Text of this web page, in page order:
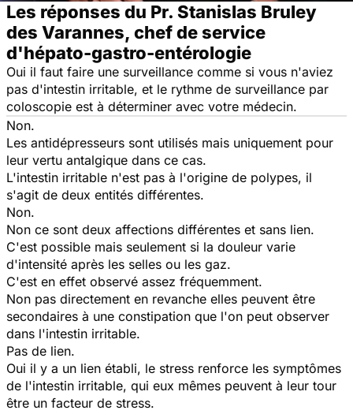
Les réponses du Pr. Stanislas Bruley
des Varannes, chef de service
d'hépato-gastro-entérologie
Oui il faut faire une surveillance comme si vous n'aviez
pas d'intestin irritable, et le rythme de surveillance par
coloscopie est à déterminer avec votre médecin.
Non.
Les antidépresseurs sont utilisés mais uniquement pour
leur vertu antalgique dans ce cas.
L'intestin irritable n'est pas à l'origine de polypes, il
s'agit de deux entités différentes.
Non.
Non ce sont deux affections différentes et sans lien.
C'est possible mais seulement si la douleur varie
d'intensité après les selles ou les gaz.
C'est en effet observé assez fréquemment.
Non pas directement en revanche elles peuvent être
secondaires à une constipation que l'on peut observer
dans l'intestin irritable.
Pas de lien.
Oui il y a un lien établi, le stress renforce les symptômes
de l'intestin irritable, qui eux mêmes peuvent à leur tour
être un facteur de stress.